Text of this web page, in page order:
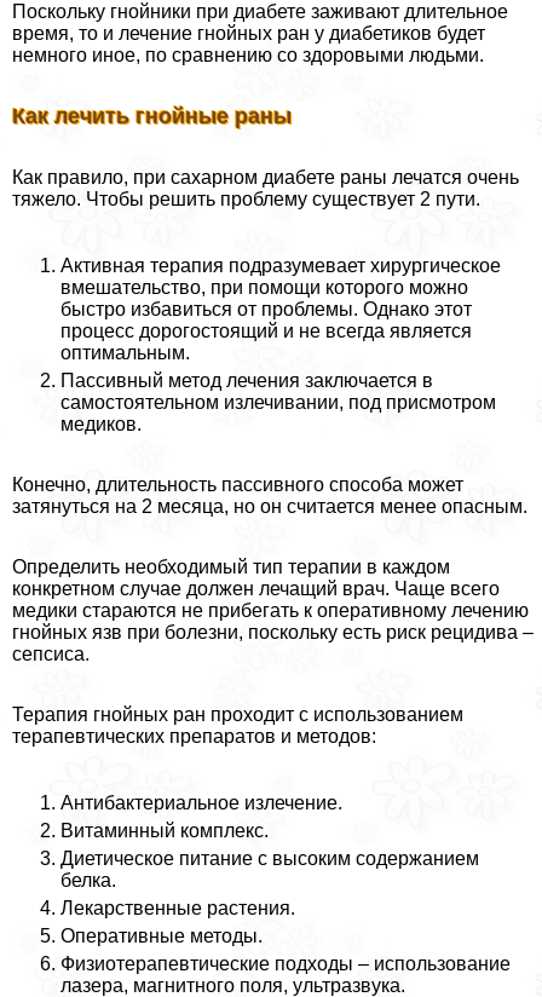
Поскольку гнойники при диабете заживают длительное
время, то и лечение гнойных ран у диабетиков будет
немного иное, по сравнению со здоровыми людьми.
Как лечить гнойные раны
Как правило, при сахарном диабете раны лечатся очень
тяжело. Чтобы решить проблему существует 2 пути.
Активная терапия подразумевает хирургическое
вмешательство, при помощи которого можно
быстро избавиться от проблемы. Однако этот
процесс дорогостоящий и не всегда является
оптимальным.
Пассивный метод лечения заключается в
самостоятельном излечивании, под присмотром
медиков.
Конечно, длительность пассивного способа может
затянуться на 2 месяца, но он считается менее опасным.
Определить необходимый тип терапии в каждом
конкретном случае должен лечащий врач. Чаще всего
медики стараются не прибегать к оперативному лечению
гнойных язв при болезни, поскольку есть риск рецидива –
сепсиса.
Терапия гнойных ран проходит с использованием
терапевтических препаратов и методов:
Антибактериальное излечение.
Витаминный комплекс.
Диетическое питание с высоким содержанием
белка.
Лекарственные растения.
Оперативные методы.
Физиотерапевтические подходы – использование
лазера, магнитного поля, ультразвука.